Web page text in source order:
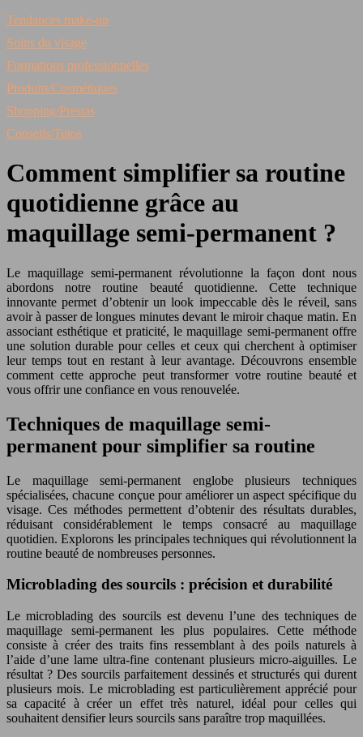
Tendances make-up
Soins du visage
Formations professionnelles
Produits/Cosmétiques
Shopping/Prestas
Conseils/Tutos
Comment simplifier sa routine
quotidienne grâce au
maquillage semi-permanent ?
Le maquillage semi-permanent révolutionne la façon dont nous
abordons notre routine beauté quotidienne. Cette technique
innovante permet d’obtenir un look impeccable dès le réveil, sans
avoir à passer de longues minutes devant le miroir chaque matin. En
associant esthétique et praticité, le maquillage semi-permanent offre
une solution durable pour celles et ceux qui cherchent à optimiser
leur temps tout en restant à leur avantage. Découvrons ensemble
comment cette approche peut transformer votre routine beauté et
vous offrir une confiance en vous renouvelée.
Techniques de maquillage semi-
permanent pour simplifier sa routine
Le maquillage semi-permanent englobe plusieurs techniques
spécialisées, chacune conçue pour améliorer un aspect spécifique du
visage. Ces méthodes permettent d’obtenir des résultats durables,
réduisant considérablement le temps consacré au maquillage
quotidien. Explorons les principales techniques qui révolutionnent la
routine beauté de nombreuses personnes.
Microblading des sourcils : précision et durabilité
Le microblading des sourcils est devenu l’une des techniques de
maquillage semi-permanent les plus populaires. Cette méthode
consiste à créer des traits fins ressemblant à des poils naturels à
l’aide d’une lame ultra-fine contenant plusieurs micro-aiguilles. Le
résultat ? Des sourcils parfaitement dessinés et structurés qui durent
plusieurs mois. Le microblading est particulièrement apprécié pour
sa capacité à créer un effet très naturel, idéal pour celles qui
souhaitent densifier leurs sourcils sans paraître trop maquillées.